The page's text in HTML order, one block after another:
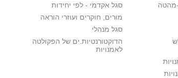
מהטה
סגל אקדמי - לפי יחידות
מורים, חוקרים ועוזרי הוראה
סגל מנהלי
הדוקטורנטיות.ים של הפקולטה
לאמנויות